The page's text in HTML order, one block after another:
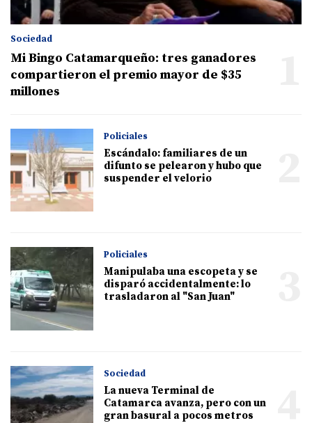
Sociedad
Mi Bingo Catamarqueño: tres ganadores
compartieron el premio mayor de $35
millones
Policiales
Escándalo: familiares de un
difunto se pelearon y hubo que
suspender el velorio
Policiales
Manipulaba una escopeta y se
disparó accidentalmente: lo
trasladaron al "San Juan"
Sociedad
La nueva Terminal de
Catamarca avanza, pero con un
gran basural a pocos metros